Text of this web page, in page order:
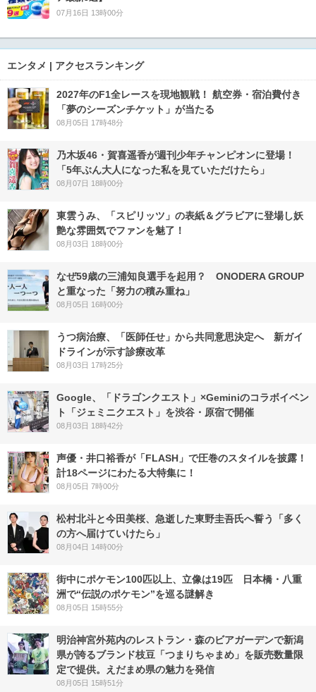
07月16日 13時00分
エンタメ | アクセスランキング
2027年のF1全レースを現地観戦！ 航空券・宿泊費付き
「夢のシーズンチケット」が当たる
08月05日 17時48分
乃木坂46・賀喜遥香が週刊少年チャンピオンに登場！
「5年ぶん大人になった私を見ていただけたら」
08月07日 18時00分
東雲うみ、「スピリッツ」の表紙＆グラビアに登場し妖
艶な雰囲気でファンを魅了！
08月03日 18時00分
なぜ59歳の三浦知良選手を起用？ ONODERA GROUP
と重なった「努力の積み重ね」
08月05日 16時00分
うつ病治療、「医師任せ」から共同意思決定へ 新ガイ
ドラインが示す診療改革
08月03日 17時25分
Google、「ドラゴンクエスト」×Geminiのコラボイベン
ト「ジェミニクエスト」を渋谷・原宿で開催
08月03日 18時42分
声優・井口裕香が「FLASH」で圧巻のスタイルを披露！
計18ページにわたる大特集に！
08月05日 7時00分
松村北斗と今田美桜、急逝した東野圭吾氏へ誓う「多く
の方へ届けていけたら」
08月04日 14時00分
街中にポケモン100匹以上、立像は19匹 日本橋・八重
洲で“伝説のポケモン”を巡る謎解き
08月05日 15時55分
明治神宮外苑内のレストラン・森のビアガーデンで新潟
県が誇るブランド枝豆「つまりちゃまめ」を販売数量限
定で提供。えだまめ県の魅力を発信
08月05日 15時51分